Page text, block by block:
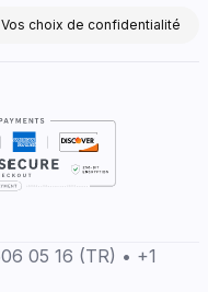
choix de confidentialité
05 16 (TR) • +1